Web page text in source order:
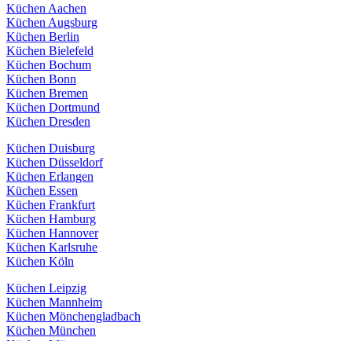
Küchen Aachen
Küchen Augsburg
Küchen Berlin
Küchen Bielefeld
Küchen Bochum
Küchen Bonn
Küchen Bremen
Küchen Dortmund
Küchen Dresden
Küchen Duisburg
Küchen Düsseldorf
Küchen Erlangen
Küchen Essen
Küchen Frankfurt
Küchen Hamburg
Küchen Hannover
Küchen Karlsruhe
Küchen Köln
Küchen Leipzig
Küchen Mannheim
Küchen Mönchengladbach
Küchen München